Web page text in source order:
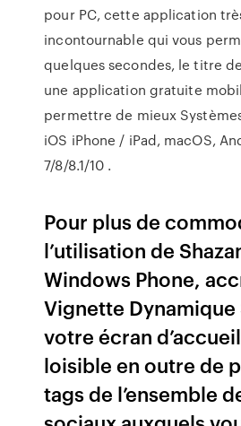
pour PC, cette application
incontournable qui vous
quelques secondes, le titre
une application gratuite
permettre de mieux
iOS iPhone / iPad, macOS,
7/8/8.1/10 .
Pour plus de
l’utilisation de
Windows Phone,
Vignette Dynamique
votre écran
loisible en outre de
tags de l’ensemble